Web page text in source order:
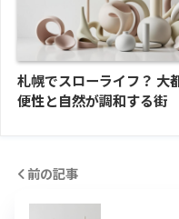
札幌でスローライフ？ 大
便性と自然が調和する街
前の記事